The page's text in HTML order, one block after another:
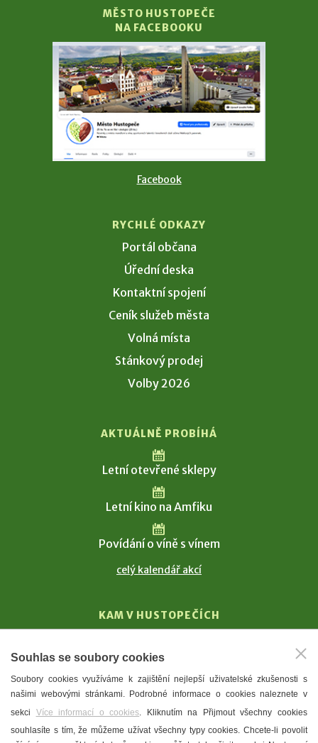
MĚSTO HUSTOPEČE
NA FACEBOOKU
Facebook
RYCHLÉ ODKAZY
Portál občana
Úřední deska
Kontaktní spojení
Ceník služeb města
Volná místa
Stánkový prodej
Volby 2026
AKTUÁLNĚ PROBÍHÁ
Letní otevřené sklepy
Letní kino na Amfiku
Povídání o víně s vínem
celý kalendář akcí
KAM V HUSTOPEČÍCH
T. G. Masaryk
Mandloně
Ubytování
Restaurace
Souhlas se soubory cookies
Soubory cookies využíváme k zajištění nejlepší uživatelské zkušenosti s
našimi webovými stránkami. Podrobné informace o cookies naleznete v
sekci Více informací o cookies. Kliknutím na Přijmout všechny cookies
souhlasíte s tím, že můžeme užívat všechny typy cookies. Chcete-li povolit